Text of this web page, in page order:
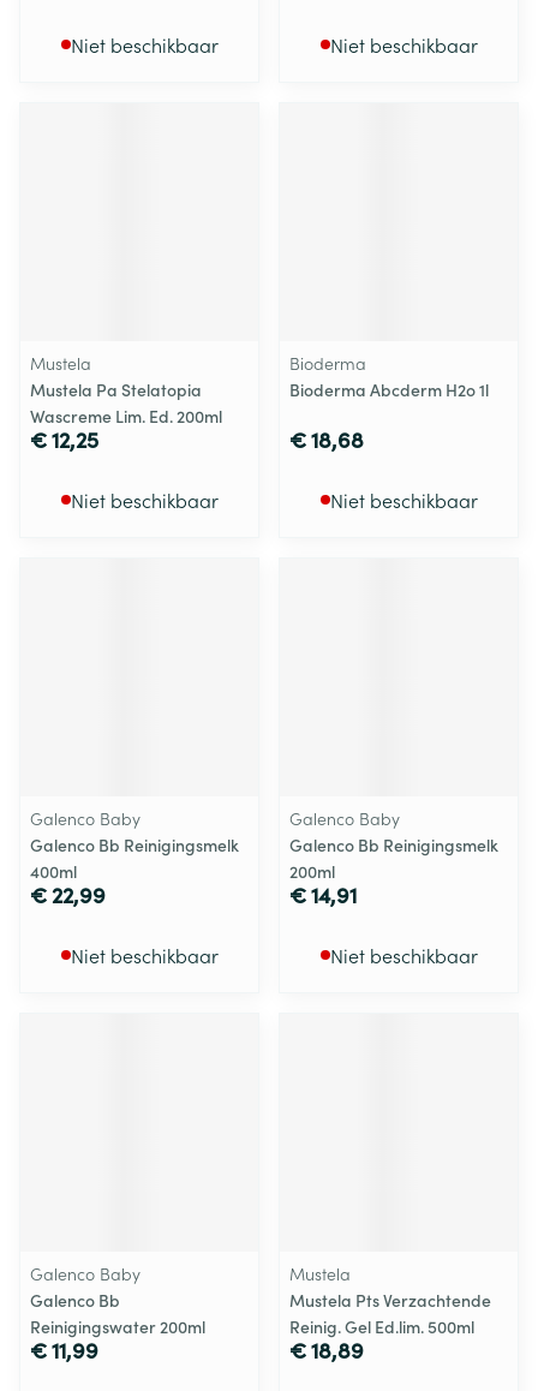
Niet beschikbaar Niet beschikbaar
Mustela
Mustela Pa Stelatopia
Wascreme Lim. Ed. 200ml
€ 12,25
Niet beschikbaar
Bioderma
Bioderma Abcderm H2o 1l
€ 18,68
Niet beschikbaar
Galenco Baby
Galenco Bb Reinigingsmelk
400ml
€ 22,99
Niet beschikbaar
Galenco Baby
Galenco Bb Reinigingsmelk
200ml
€ 14,91
Niet beschikbaar
Galenco Baby
Galenco Bb
Reinigingswater 200ml
€ 11,99
Mustela
Mustela Pts Verzachtende
Reinig. Gel Ed.lim. 500ml
€ 18,89